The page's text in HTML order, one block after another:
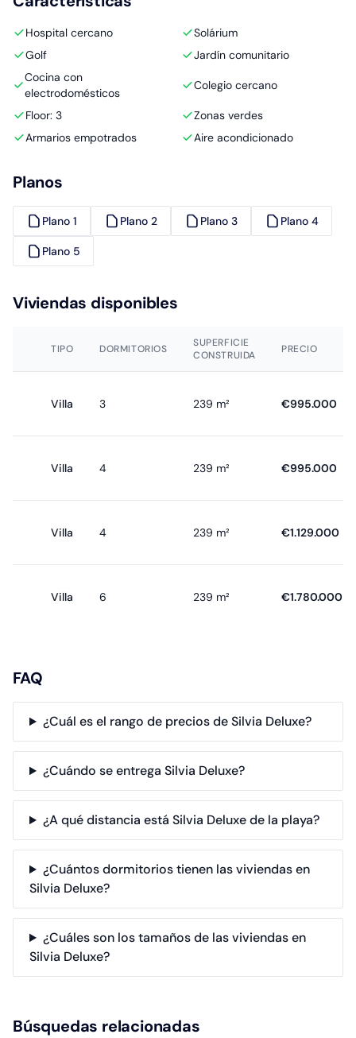
Hospital cercano
Solárium
Golf
Jardín comunitario
Cocina con
electrodomésticos
Colegio cercano
Floor: 3
Zonas verdes
Armarios empotrados
Aire acondicionado
Planos
Plano 1 Plano 2 Plano 3 Plano 4
Plano 5
Viviendas disponibles
TIPO DORMITORIOS
SUPERFICIE
CONSTRUIDA
PRECIO
Villa 3 239 m² €995.000
Villa 4 239 m² €995.000
Villa 4 239 m² €1.129.000
Villa 6 239 m² €1.780.000
FAQ
¿Cuál es el rango de precios de Silvia Deluxe?
¿Cuándo se entrega Silvia Deluxe?
¿A qué distancia está Silvia Deluxe de la playa?
¿Cuántos dormitorios tienen las viviendas en
Silvia Deluxe?
¿Cuáles son los tamaños de las viviendas en
Silvia Deluxe?
Búsquedas relacionadas